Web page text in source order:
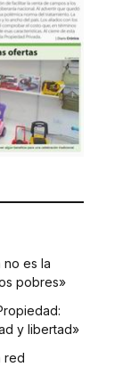
no es la
pobres»
y libertad»
red